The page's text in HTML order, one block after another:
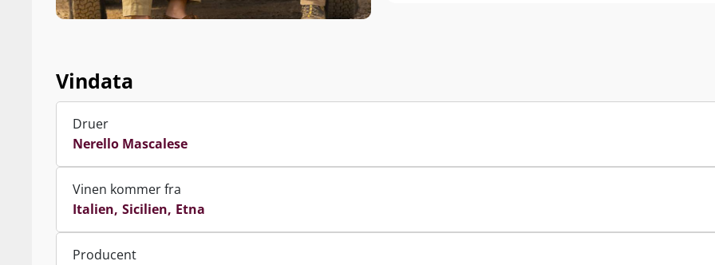
kunne godt lave flere flasker, men Brunello-
Vindata
Druer
Nerello Mascalese
Vinen kommer fra
Italien Sicilien Etna
Producent